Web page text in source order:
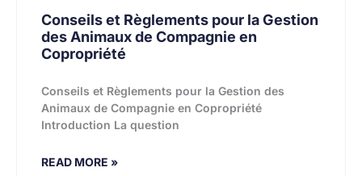
Conseils et Règlements pour la Gestion
des Animaux de Compagnie en
Copropriété
Conseils et Règlements pour la Gestion des
Animaux de Compagnie en Copropriété
Introduction La question
READ MORE »